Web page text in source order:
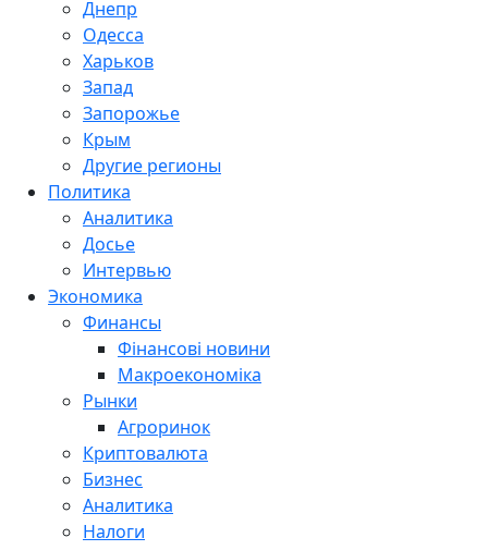
Днепр
Одесса
Харьков
Запад
Запорожье
Крым
Другие регионы
Политика
Аналитика
Досье
Интервью
Экономика
Финансы
Фінансові новини
Макроекономіка
Рынки
Агроринок
Криптовалюта
Бизнес
Аналитика
Налоги